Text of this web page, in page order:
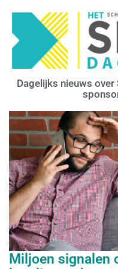
Dagelijks nieuws over
Miljoen signalen